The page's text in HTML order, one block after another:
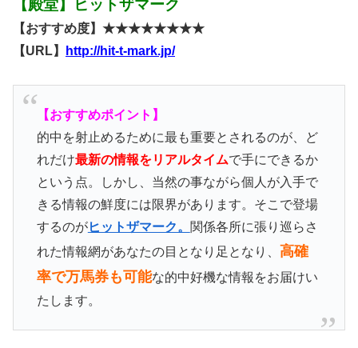
【殿堂】ヒットザマーク
【おすすめ度】★★★★★★★★
【URL】
http://hit-t-mark.jp/
【おすすめポイント】
的中を射止めるために最も重要とされるのが、ど
れだけ最新の情報をリアルタイムで手にできるか
という点。しかし、当然の事ながら個人が入手で
きる情報の鮮度には限界があります。そこで登場
するのがヒットザマーク。 関係各所に張り巡らさ
れた情報網があなたの目となり足となり、 高確
率で万馬券も可能な的中好機な情報をお届けい
たします。